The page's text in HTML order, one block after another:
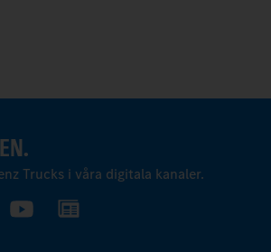
Trucks i våra digitala kanaler.